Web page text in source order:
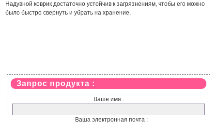
Надувной коврик достаточно устойчив к загрязнениям, чтобы его можно
было быстро свернуть и убрать на хранение.
Запрос продукта :
Ваше имя :
Ваша электронная почта :